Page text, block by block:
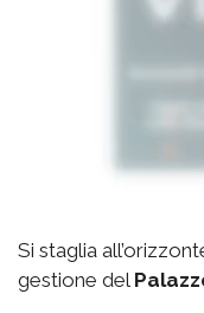
Si staglia
gestione del